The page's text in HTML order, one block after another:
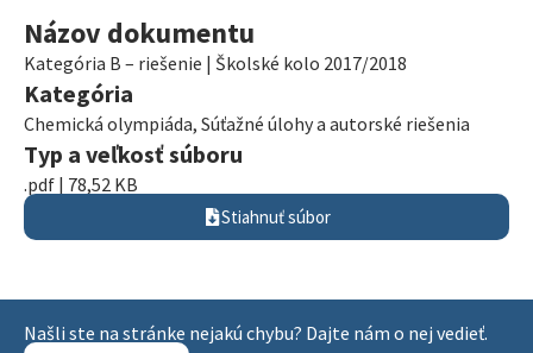
Názov dokumentu
Kategória B – riešenie | Školské kolo 2017/2018
Kategória
Chemická olympiáda, Súťažné úlohy a autorské riešenia
Typ a veľkosť súboru
.pdf | 78,52 KB
Stiahnuť súbor
Našli ste na stránke nejakú chybu? Dajte nám o nej vedieť.